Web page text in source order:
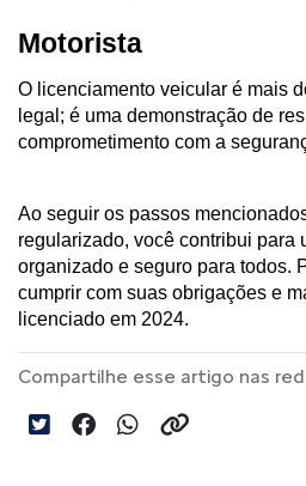
Motorista
O licenciamento veicular é mais
legal; é uma demonstração de
comprometimento com a
Ao seguir os passos
regularizado, você contribui para
organizado e seguro para todos.
cumprir com suas obrigações e
licenciado em 2024.
Compartilhe esse artigo nas